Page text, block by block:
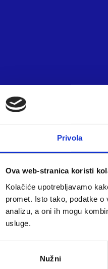
Privola
Ova web-stranica koristi
Kolačiće upotrebljavamo
promet. Isto tako, podatke
analizu, a oni ih mogu
usluge.
Nužni